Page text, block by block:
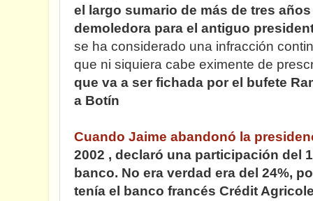
el largo sumario de más de tres
demoledora para el antiguo
se ha considerado una infracción
que ni siquiera cabe eximente de
que va a ser fichada por el bufete
a Botín
Cuando Jaime abandonó la
2002 , declaró una participación del
banco. No era verdad era del 24%,
tenía el banco francés Crédit